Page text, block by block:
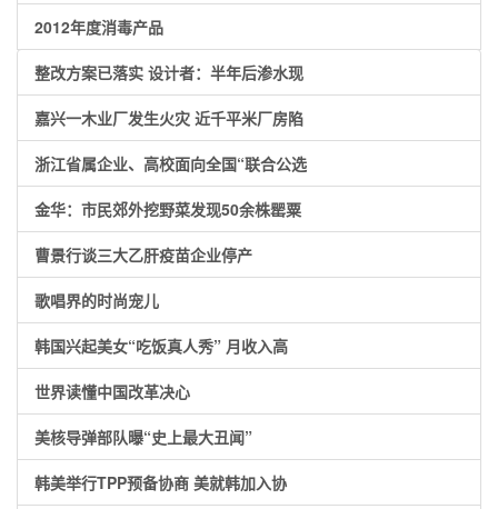
2012年度消毒产品
整改方案已落实 设计者：半年后渗水现
嘉兴一木业厂发生火灾 近千平米厂房陷
浙江省属企业、高校面向全国“联合公选
金华：市民郊外挖野菜发现50余株罂粟
曹景行谈三大乙肝疫苗企业停产
歌唱界的时尚宠儿
韩国兴起美女“吃饭真人秀” 月收入高
世界读懂中国改革决心
美核导弹部队曝“史上最大丑闻”
韩美举行TPP预备协商 美就韩加入协